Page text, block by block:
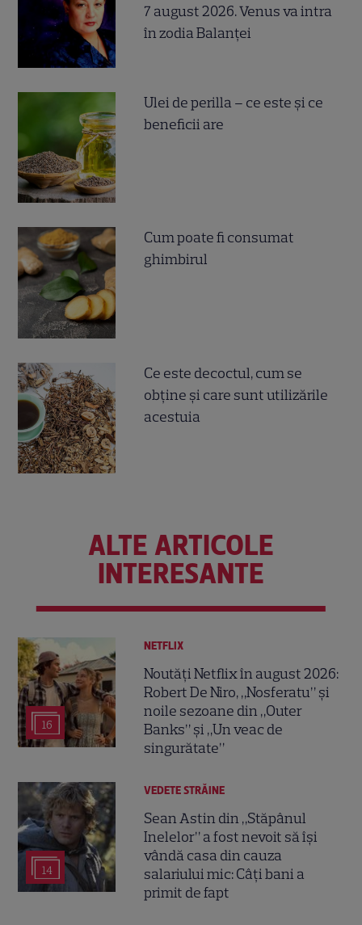
7 august 2026. Venus va intra
în zodia Balanței
Ulei de perilla – ce este și ce
beneficii are
Cum poate fi consumat
ghimbirul
Ce este decoctul, cum se
obţine şi care sunt utilizările
acestuia
ALTE ARTICOLE
INTERESANTE
16
NETFLIX
Noutăți Netflix în august 2026:
Robert De Niro, „Nosferatu” și
noile sezoane din „Outer
Banks” și „Un veac de
singurătate”
14
VEDETE STRĂINE
Sean Astin din „Stăpânul
Inelelor” a fost nevoit să își
vândă casa din cauza
salariului mic: Câți bani a
primit de fapt